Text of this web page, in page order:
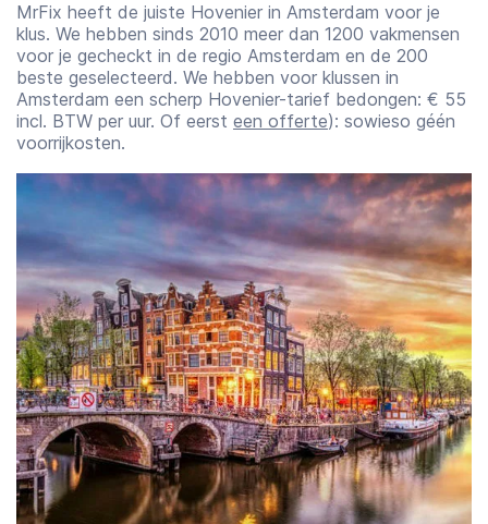
MrFix heeft de juiste Hovenier in Amsterdam voor je
klus. We hebben sinds 2010 meer dan 1200 vakmensen
voor je gecheckt in de regio Amsterdam en de 200
beste geselecteerd. We hebben voor klussen in
Amsterdam een scherp Hovenier-tarief bedongen: € 55
incl. BTW per uur. Of eerst een offerte): sowieso géén
voorrijkosten.